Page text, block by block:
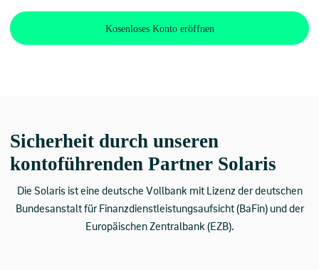
Kosenloses Konto eröffnen
Sicherheit durch unseren
kontoführenden Partner Solaris
Die Solaris ist eine deutsche Vollbank mit Lizenz der deutschen
Bundesanstalt für Finanzdienstleistungsaufsicht (BaFin) und der
Europäischen Zentralbank (EZB).